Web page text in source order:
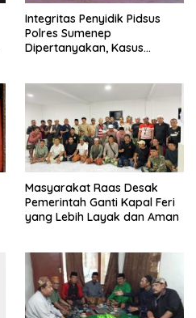
Integritas Penyidik Pidsus
Polres Sumenep
Dipertanyakan, Kasus
Kepastian
Masyarakat Raas Desak
Pemerintah Ganti Kapal Feri
yang Lebih Layak dan Aman